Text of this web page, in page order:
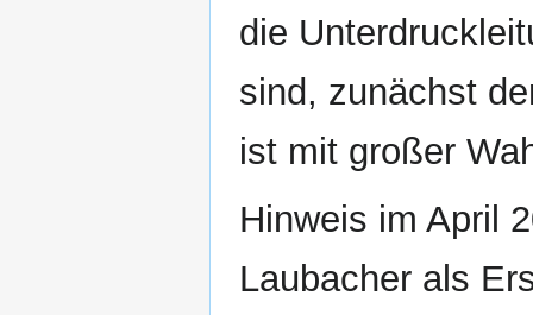
die
sind, zunächst
ist mit großer
Hinweis im April
Laubacher als